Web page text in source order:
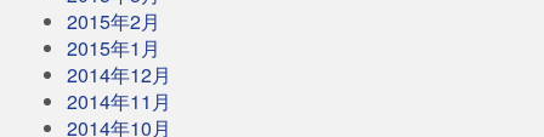
2015年2月
2015年1月
2014年12月
2014年11月
2014年10月